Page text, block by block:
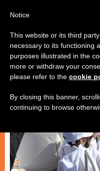
CHIESE LOCALI
Notice
This website or its third
necessary to its functioning
purposes illustrated in the
more or withdraw your
please refer to the cookie
By closing this banner,
continuing to browse